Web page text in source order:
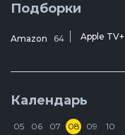
Подборки
Amazon 64 Apple TV+
Календарь
05 06 07 08 09 10